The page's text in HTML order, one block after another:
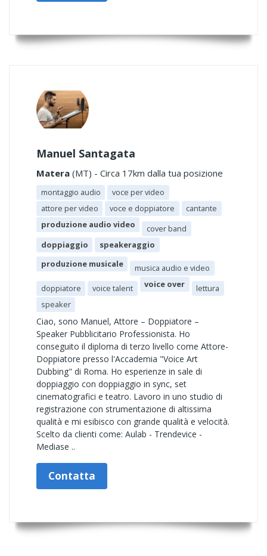
Manuel Santagata
Matera (MT) - Circa 17km dalla tua posizione
montaggio audio
voce per video
attore per video
voce e doppiatore
cantante
produzione audio video
cover band
doppiaggio
speakeraggio
produzione musicale
musica audio e video
doppiatore
voice talent voice over
lettura
speaker
Ciao, sono Manuel, Attore – Doppiatore –
Speaker Pubblicitario Professionista. Ho
conseguito il diploma di terzo livello come Attore-
Doppiatore presso l'Accademia "Voice Art
Dubbing" di Roma. Ho esperienze in sale di
doppiaggio con doppiaggio in sync, set
cinematografici e teatro. Lavoro in uno studio di
registrazione con strumentazione di altissima
qualità e mi esibisco con grande qualità e velocità.
Scelto da clienti come: Aulab - Trendevice -
Mediase ..
Contatta